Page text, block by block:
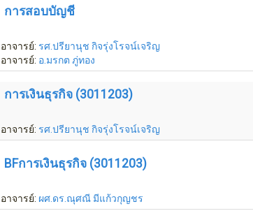
การสอบบัญชี
อาจารย์: รศ.ปรียานุช กิจรุ่งโรจน์เจริญ
อาจารย์: อ.มรกต ภู่ทอง
การเงินธุรกิจ (3011203)
อาจารย์: รศ.ปรียานุช กิจรุ่งโรจน์เจริญ
BFการเงินธุรกิจ (3011203)
อาจารย์: ผศ.ดร.ณุศณี มีแก้วกุญชร